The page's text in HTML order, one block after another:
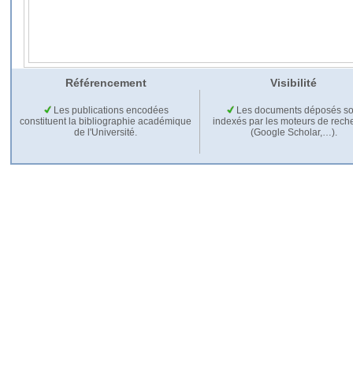
Référencement Visibilité
Les publications encodées
constituent la bibliographie académique
de l'Université.
Les documents déposés
indexés par les moteurs de
(Google Scholar,…).